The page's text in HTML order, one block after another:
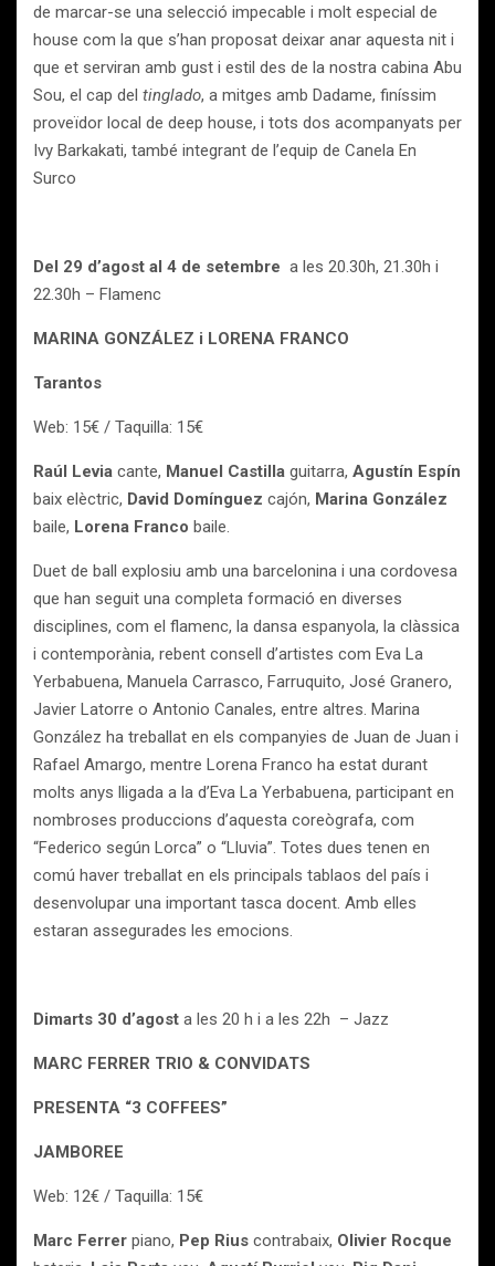
de marcar-se una selecció impecable i molt especial de
house com la que s’han proposat deixar anar aquesta nit i
que et serviran amb gust i estil des de la nostra cabina Abu
Sou, el cap del tinglado, a mitges amb Dadame, finíssim
proveïdor local de deep house, i tots dos acompanyats per
Ivy Barkakati, també integrant de l’equip de Canela En
Surco
Del 29 d’agost al 4 de setembre a les 20.30h, 21.30h i
22.30h – Flamenc
MARINA GONZÁLEZ i LORENA FRANCO
Tarantos
Web: 15€ / Taquilla: 15€
Raúl Levia cante, Manuel Castilla guitarra, Agustín Espín
baix elèctric, David Domínguez cajón, Marina González
baile, Lorena Franco baile.
Duet de ball explosiu amb una barcelonina i una cordovesa
que han seguit una completa formació en diverses
disciplines, com el flamenc, la dansa espanyola, la clàssica
i contemporània, rebent consell d’artistes com Eva La
Yerbabuena, Manuela Carrasco, Farruquito, José Granero,
Javier Latorre o Antonio Canales, entre altres. Marina
González ha treballat en els companyies de Juan de Juan i
Rafael Amargo, mentre Lorena Franco ha estat durant
molts anys lligada a la d’Eva La Yerbabuena, participant en
nombroses produccions d’aquesta coreògrafa, com
“Federico según Lorca” o “Lluvia”. Totes dues tenen en
comú haver treballat en els principals tablaos del país i
desenvolupar una important tasca docent. Amb elles
estaran assegurades les emocions.
Dimarts 30 d’agost a les 20 h i a les 22h – Jazz
MARC FERRER TRIO & CONVIDATS
PRESENTA “3 COFFEES”
JAMBOREE
Web: 12€ / Taquilla: 15€
Marc Ferrer piano, Pep Rius contrabaix, Olivier Rocque